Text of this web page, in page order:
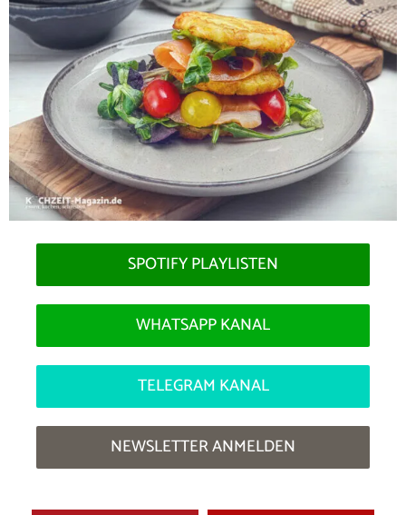
SPOTIFY PLAYLISTEN
WHATSAPP KANAL
TELEGRAM KANAL
NEWSLETTER ANMELDEN